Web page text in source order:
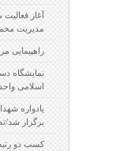
آغاز
مدیریت
راهپیمایی مردم
نمایشگاه
اسلامی
یادواره
برگزار شد/
کسب دو